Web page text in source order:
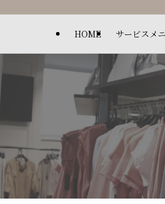
HOME サービスメ